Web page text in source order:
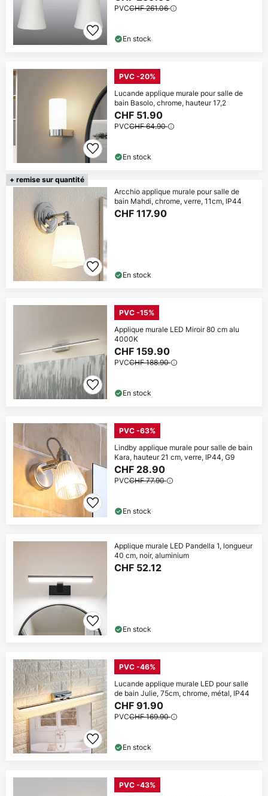
PVCCHF 261.06
En stock
PVC -20%
Lucande applique murale pour salle de
bain Basolo, chrome, hauteur 17,2
CHF 51.90
PVCCHF 64.90
En stock
+ remise sur quantité
Arcchio applique murale pour salle de
bain Mahdi, chrome, verre, 11cm, IP44
CHF 117.90
En stock
PVC -15%
Applique murale LED Miroir 80 cm alu
4000K
CHF 159.90
PVCCHF 188.90
En stock
PVC -63%
Lindby applique murale pour salle de bain
Kara, hauteur 21 cm, verre, IP44, G9
CHF 28.90
PVCCHF 77.90
En stock
Applique murale LED Pandella 1, longueur
40 cm, noir, aluminium
CHF 52.12
En stock
PVC -46%
Lucande applique murale LED pour salle
de bain Julie, 75cm, chrome, métal, IP44
CHF 91.90
PVCCHF 169.90
En stock
PVC -43%